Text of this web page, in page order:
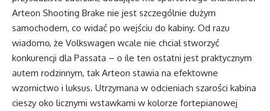
Arteon Shooting Brake nie jest szczególnie dużym
samochodem, co widać po wejściu do kabiny. Od razu
wiadomo, że Volkswagen wcale nie chciał stworzyć
konkurencji dla Passata – o ile ten ostatni jest praktycznym
autem rodzinnym, tak Arteon stawia na efektowne
wzornictwo i luksus. Utrzymana w odcieniach szarości kabina
cieszy oko licznymi wstawkami w kolorze fortepianowej